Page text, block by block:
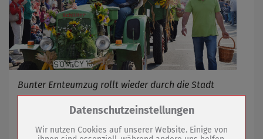
Bunter Ernteumzug rollt wieder durch die Stadt
02.09.2022
Zum Betrieb der Seite notwendige Cookies /
Datenschutzeinstellungen
Wir nutzen Cookies auf unserer Website. Einige von